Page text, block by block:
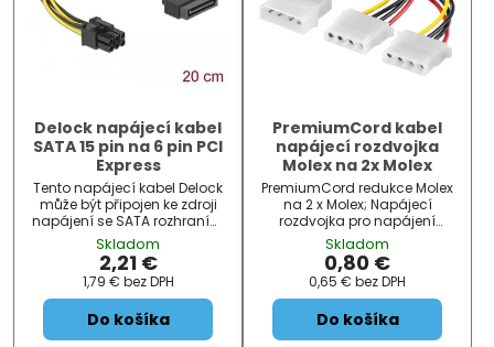
Delock napájecí kabel
SATA 15 pin na 6 pin PCI
Express
Tento napájecí kabel Delock
může být připojen ke zdroji
napájení se SATA rozhraním
a umožňuje napájet PCI
Express karty jako jsou
například PCI Express
grafické karty.Specifikace•
Napájecí zdroj pro PCI Express
karty• Konektor: SATA
napájecí 15 pi
Skladom
2,21 €
1,79 € bez DPH
Do košíka
PremiumCord kabel
napájecí rozdvojka
Molex na 2x Molex
PremiumCord redukce Molex
na 2 x Molex; Napájecí
rozdvojka pro napájení
optické mechaniky, pevného
disku a dalších komponent.
Délka kabelu je 2 x 15 cm.
ZÁKLADNÍ SPECIFIKACE;
Konektor 1:...
Skladom
0,80 €
0,65 € bez DPH
Do košíka